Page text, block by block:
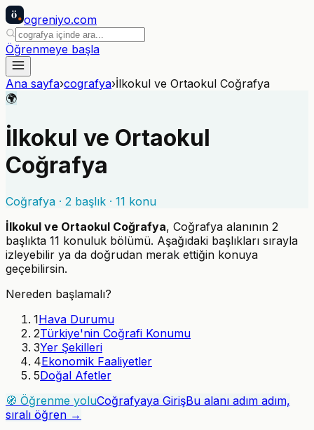
ö ogreniyo.com
Öğrenmeye başla
Ana sayfa›cografya›İlkokul ve Ortaokul Coğrafya
🌍
İlkokul ve Ortaokul
Coğrafya
Coğrafya · 2 başlık · 11 konu
İlkokul ve Ortaokul Coğrafya, Coğrafya alanının 2
başlıkta 11 konuluk bölümü. Aşağıdaki başlıkları sırayla
izleyebilir ya da doğrudan merak ettiğin konuya
geçebilirsin.
Nereden başlamalı?
1Hava Durumu
2Türkiye'nin Coğrafi Konumu
3Yer Şekilleri
4Ekonomik Faaliyetler
5Doğal Afetler
🧭 Öğrenme yoluCoğrafyaya GirişBu alanı adım adım,
sıralı öğren →